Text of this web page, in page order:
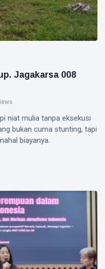
Jagakarsa 008
niat mulia tanpa eksekusi
bukan cuma stunting, tapi
biayanya.